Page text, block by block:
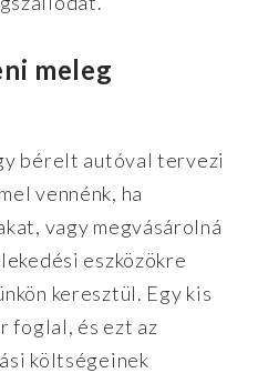
meleg
bérelt autóval tervezi
vennénk, ha
vagy megvásárolná
eszközökre
keresztül. Egy kis
foglal, és ezt az
költségeinek